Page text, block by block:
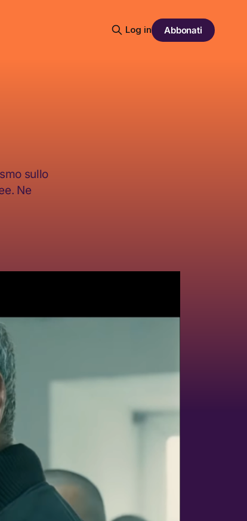
Log in Abbonati
sullo
Ne